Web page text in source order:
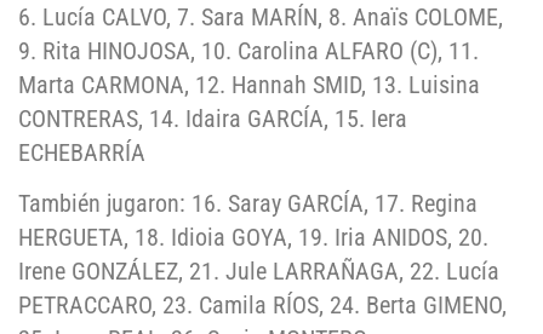
6. Lucía CALVO, 7. Sara MARÍN, 8. Anaïs COLOME,
9. Rita HINOJOSA, 10. Carolina ALFARO (C), 11.
Marta CARMONA, 12. Hannah SMID, 13. Luisina
CONTRERAS, 14. Idaira GARCÍA, 15. Iera
ECHEBARRÍA
También jugaron: 16. Saray GARCÍA, 17. Regina
HERGUETA, 18. Idioia GOYA, 19. Iria ANIDOS, 20.
Irene GONZÁLEZ, 21. Jule LARRAÑAGA, 22. Lucía
PETRACCARO, 23. Camila RÍOS, 24. Berta GIMENO,